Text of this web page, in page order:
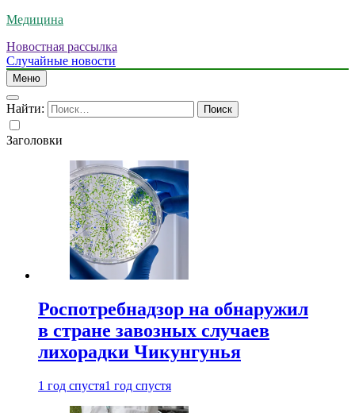
Медицина
Новостная рассылка
Случайные новости
Меню
Найти:
Заголовки
Роспотребнадзор на обнаружил
в стране завозных случаев
лихорадки Чикунгунья
1 год спустя1 год спустя